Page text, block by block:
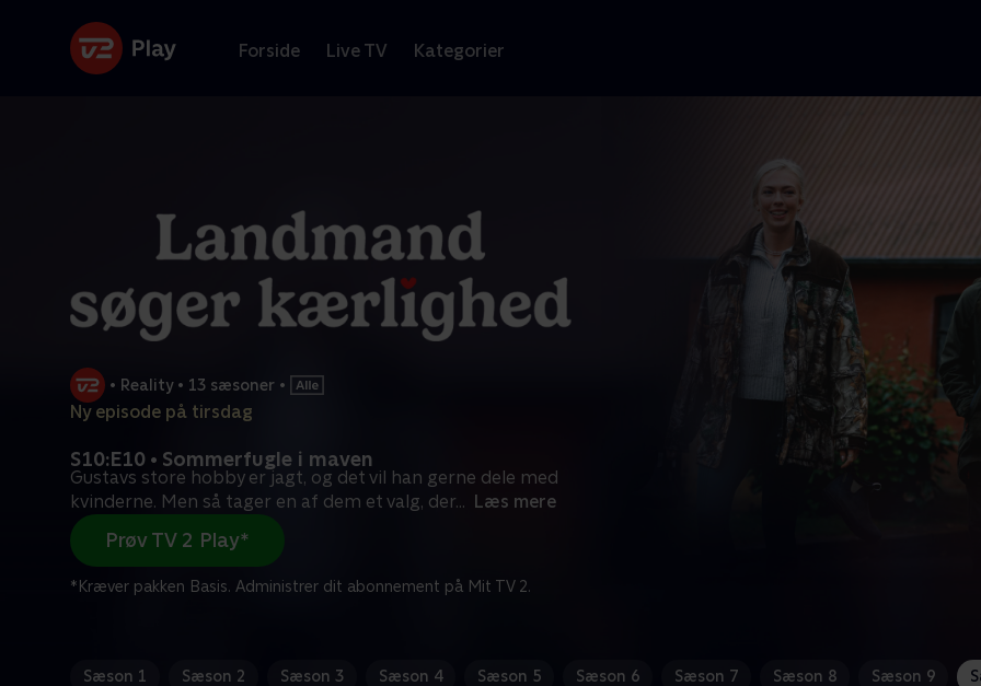
Forside Live TV Kategorier
• Reality • 13 sæsoner •
Ny episode på tirsdag
S10:E10 • Sommerfugle i maven
Gustavs store hobby er jagt, og det vil han gerne dele med
kvinderne. Men så tager en af dem et valg, der... Læs mere
Prøv TV 2 Play*
*Kræver pakken Basis. Administrer dit abonnement på Mit TV 2.
Sæson 1 Sæson 2 Sæson 3 Sæson 4 Sæson 5 Sæson 6 Sæson 7 Sæson 8 Sæson 9